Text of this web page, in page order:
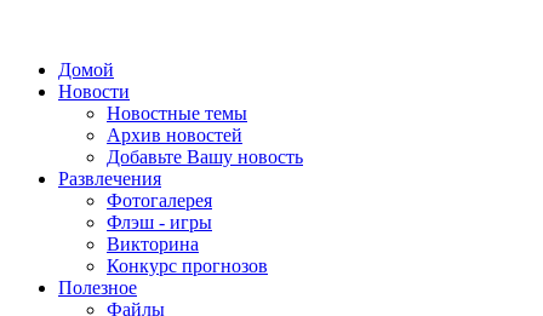
Домой
Новости
Новостные темы
Архив новостей
Добавьте Вашу новость
Развлечения
Фотогалерея
Флэш - игры
Викторина
Конкурс прогнозов
Полезное
Файлы